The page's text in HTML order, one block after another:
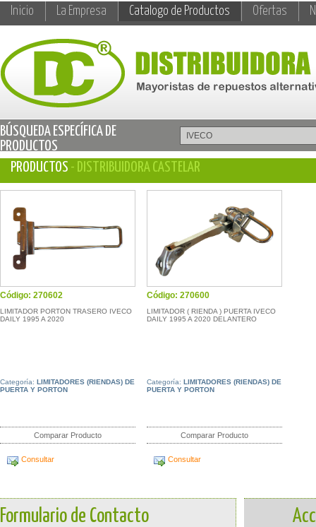
Inicio La Empresa Catalogo de Productos Ofertas
BÚSQUEDA ESPECÍFICA DE
PRODUCTOS
PRODUCTOS - DISTRIBUIDORA CASTELAR
Código: 270602
LIMITADOR PORTON TRASERO IVECO
DAILY 1995 A 2020
Categoría: LIMITADORES (RIENDAS) DE
PUERTA Y PORTON
Comparar Producto
Consultar
Código: 270600
LIMITADOR ( RIENDA ) PUERTA IVECO
DAILY 1995 A 2020 DELANTERO
Categoría: LIMITADORES (RIENDAS) DE
PUERTA Y PORTON
Comparar Producto
Consultar
Formulario de Contacto